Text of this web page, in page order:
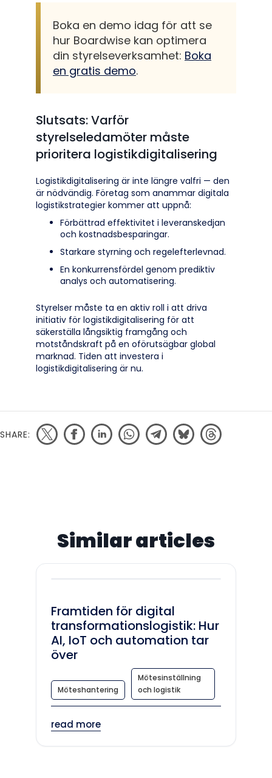
Boka en demo idag för att se
hur Boardwise kan optimera
din styrelseverksamhet: Boka
en gratis demo.
Slutsats: Varför
styrelseledamöter måste
prioritera logistikdigitalisering
Logistikdigitalisering är inte längre valfri — den
är nödvändig. Företag som anammar digitala
logistikstrategier kommer att uppnå:
Förbättrad effektivitet i leveranskedjan
och kostnadsbesparingar.
Starkare styrning och regelefterlevnad.
En konkurrensfördel genom prediktiv
analys och automatisering.
Styrelser måste ta en aktiv roll i att driva
initiativ för logistikdigitalisering för att
säkerställa långsiktig framgång och
motståndskraft på en oförutsägbar global
marknad. Tiden att investera i
logistikdigitalisering är nu.
SHARE:
Similar articles
Framtiden för digital
transformationslogistik: Hur
AI, IoT och automation tar
över
Möteshantering
Mötesinställning
och logistik
read more